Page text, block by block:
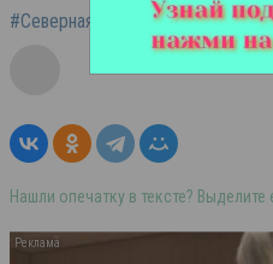
#Северная Осетия #Тяжелая
Нашли опечатку в тексте?